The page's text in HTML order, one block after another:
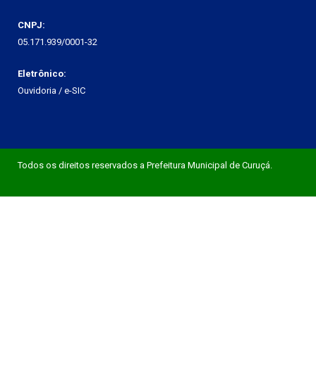
CNPJ:
05.171.939/0001-32
Eletrônico:
Ouvidoria / e-SIC
Todos os direitos reservados a Prefeitura Municipal de Curuçá.